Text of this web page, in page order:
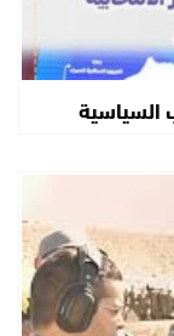
السياسية